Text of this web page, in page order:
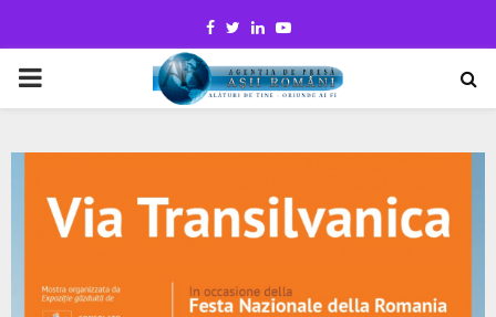
Facebook
TwitterLinkedinYoutube
PRIMARY